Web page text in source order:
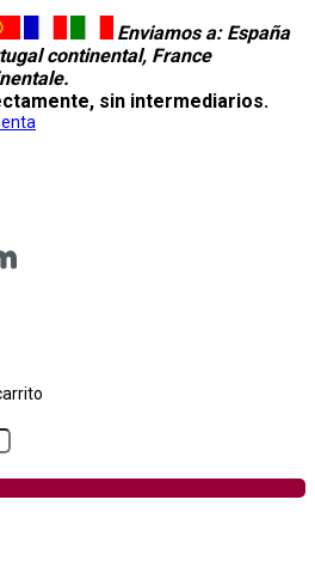
Enviamos a: España
continental, France
sin intermediarios.